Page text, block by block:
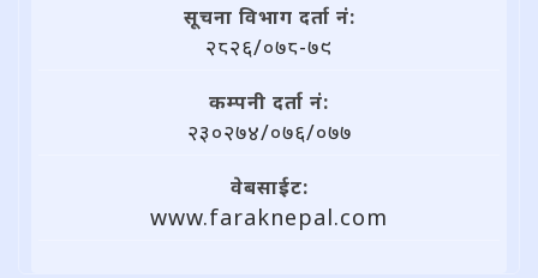
सूचना विभाग दर्ता नं:
२८२६/०७८-७९
कम्पनी दर्ता नं:
२३०२७४/०७६/०७७
वेबसाईट:
www.faraknepal.com